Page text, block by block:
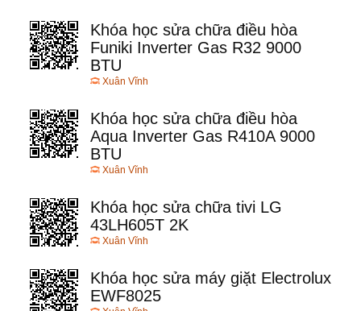
Khóa học sửa chữa điều hòa
Funiki Inverter Gas R32 9000
BTU
Xuân Vĩnh
Khóa học sửa chữa điều hòa
Aqua Inverter Gas R410A 9000
BTU
Xuân Vĩnh
Khóa học sửa chữa tivi LG
43LH605T 2K
Xuân Vĩnh
Khóa học sửa máy giặt Electrolux
EWF8025